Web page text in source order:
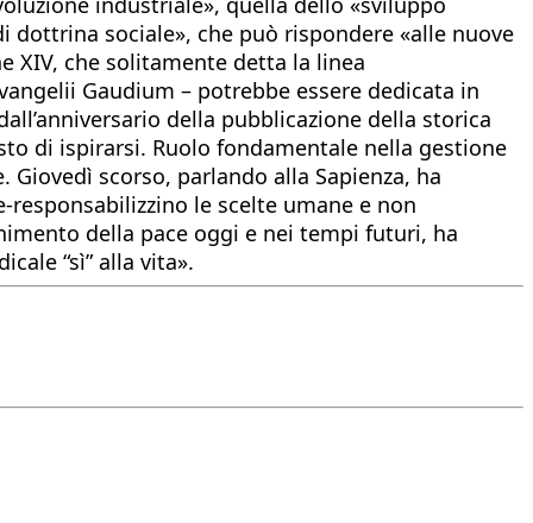
dottrina sociale», che può rispondere «alle nuove
XIV, che solitamente detta la linea
Gaudium – potrebbe essere dedicata in
della pubblicazione della storica
di ispirarsi. Ruolo fondamentale nella gestione
scorso, parlando alla Sapienza, ha
le scelte umane e non
della pace oggi e nei tempi futuri, ha
“sì” alla vita».